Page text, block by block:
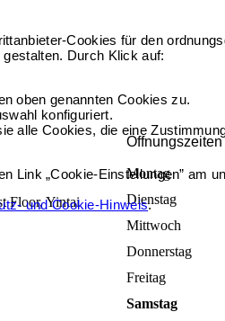
Floor, Yintai
Öffnungszeiten
Montag
Dienstag
Mittwoch
Donnerstag
Freitag
Samstag
Cookies für den
Durch Klick auf:
oben genannten Cookies zu.
konfiguriert.
alle Cookies, die eine
Link „Cookie-Einstellungen” am
und Cookie-Hinweis.